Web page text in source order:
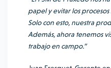
papel y evitar los
Solo con esto, nuestra
Además, ahora tenemos
trabajo en campo.”